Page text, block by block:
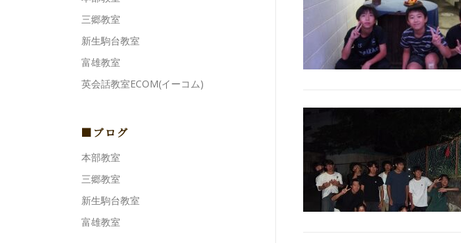
三郷教室
新生駒台教室
富雄教室
英会話教室ECOM(イーコム)
■ブログ
本部教室
三郷教室
新生駒台教室
富雄教室